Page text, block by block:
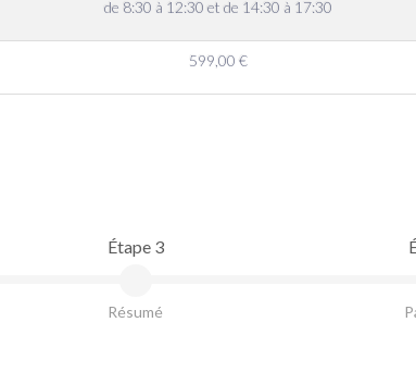
de 8:30 à 12:30 et de 14:30 à 17:30
599,00 €
Étape 3
Résumé